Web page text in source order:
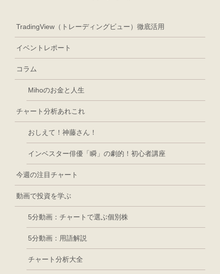
TradingView（トレーディングビュー）徹底活用
イベントレポート
コラム
Mihoのお金と人生
チャート分析あれこれ
おしえて！神藤さん！
インベスター俳優「瞬」の劇的！初心者講座
今週の注目チャート
動画で投資を学ぶ
5分動画：チャートで選ぶ個別株
5分動画：用語解説
チャート分析大全